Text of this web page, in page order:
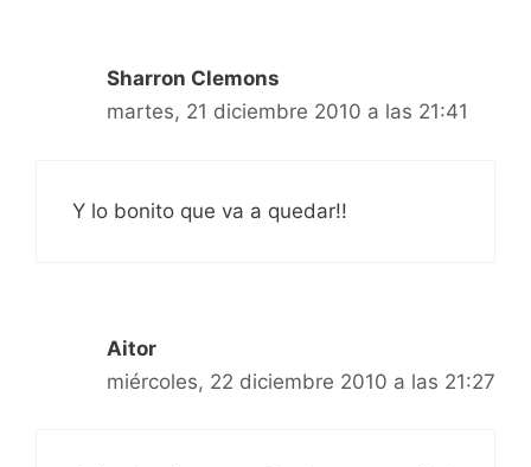
Sharron Clemons
martes, 21 diciembre 2010 a las 21:41
Y lo bonito que va a quedar!!
Aitor
miércoles, 22 diciembre 2010 a las 21:27